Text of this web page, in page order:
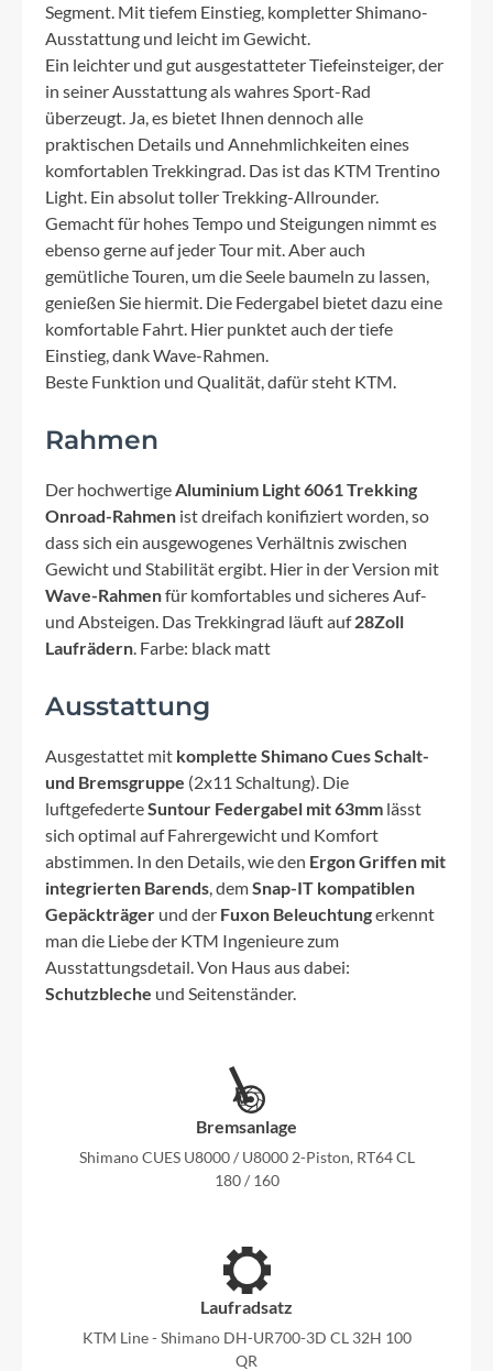
Segment. Mit tiefem Einstieg, kompletter Shimano-
Ausstattung und leicht im Gewicht.
Ein leichter und gut ausgestatteter Tiefeinsteiger, der
in seiner Ausstattung als wahres Sport-Rad
überzeugt. Ja, es bietet Ihnen dennoch alle
praktischen Details und Annehmlichkeiten eines
komfortablen Trekkingrad. Das ist das KTM Trentino
Light. Ein absolut toller Trekking-Allrounder.
Gemacht für hohes Tempo und Steigungen nimmt es
ebenso gerne auf jeder Tour mit. Aber auch
gemütliche Touren, um die Seele baumeln zu lassen,
genießen Sie hiermit. Die Federgabel bietet dazu eine
komfortable Fahrt. Hier punktet auch der tiefe
Einstieg, dank Wave-Rahmen.
Beste Funktion und Qualität, dafür steht KTM.
Rahmen
Der hochwertigeAluminium Light 6061 Trekking
Onroad-Rahmen ist dreifach konifiziert worden, so
dass sich ein ausgewogenes Verhältnis zwischen
Gewicht und Stabilität ergibt. Hier in der Version mit
Wave-Rahmenfür komfortables und sicheres Auf-
und Absteigen. Das Trekkingrad läuft auf28Zoll
Laufrädern. Farbe: black matt
Ausstattung
Ausgestattet mit komplette Shimano Cues Schalt-
und Bremsgruppe (2x11 Schaltung). Die
luftgefederteSuntour Federgabel mit 63mm lässt
sich optimal auf Fahrergewicht und Komfort
abstimmen. In den Details, wie den Ergon Griffen mit
integrierten Barends, demSnap-IT kompatiblen
Gepäckträger und der Fuxon Beleuchtungerkennt
man die Liebe der KTM Ingenieure zum
Ausstattungsdetail. Von Haus aus dabei:
Schutzbleche und Seitenständer.
Bremsanlage
Shimano CUES U8000 / U8000 2-Piston, RT64 CL
180 / 160
Laufradsatz
KTM Line - Shimano DH-UR700-3D CL 32H 100
QR